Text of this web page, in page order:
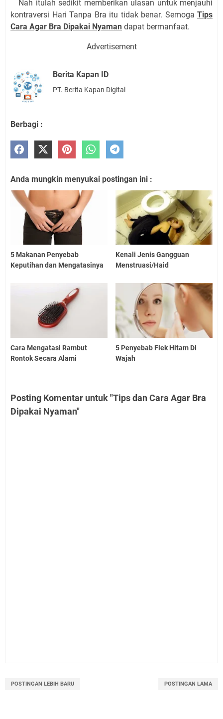
Nah itulah sedikit memberikan ulasan untuk menjauhi
kontraversi Hari Tanpa Bra itu tidak benar. Semoga Tips
Cara Agar Bra Dipakai Nyaman dapat bermanfaat.
Advertisement
Berita Kapan ID
PT. Berita Kapan Digital
Berbagi :
Anda mungkin menyukai postingan ini :
5 Makanan Penyebab
Keputihan dan Mengatasinya
Kenali Jenis Gangguan
Menstruasi/Haid
Cara Mengatasi Rambut
Rontok Secara Alami
5 Penyebab Flek Hitam Di
Wajah
Posting Komentar untuk "Tips dan Cara Agar Bra
Dipakai Nyaman"
POSTINGAN LEBIH BARU POSTINGAN LAMA